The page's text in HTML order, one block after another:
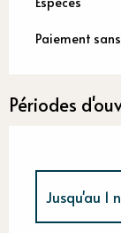
Paiement
Périodes
Jusqu'au 1